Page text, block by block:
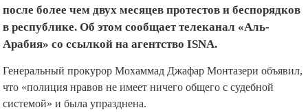
после более чем двух месяцев протестов и беспорядков
в республике. Об этом сообщает телеканал «Аль-
Арабия» со ссылкой на агентство ISNA.
Генеральный прокурор Мохаммад Джафар Монтазери объявил,
что «полиция нравов не имеет ничего общего с судебной
системой» и была упразднена.